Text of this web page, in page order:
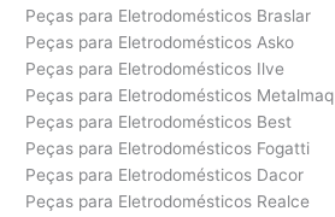
Peças para Eletrodomésticos Braslar
Peças para Eletrodomésticos Asko
Peças para Eletrodomésticos Ilve
Peças para Eletrodomésticos Metalmaq
Peças para Eletrodomésticos Best
Peças para Eletrodomésticos Fogatti
Peças para Eletrodomésticos Dacor
Peças para Eletrodomésticos Realce